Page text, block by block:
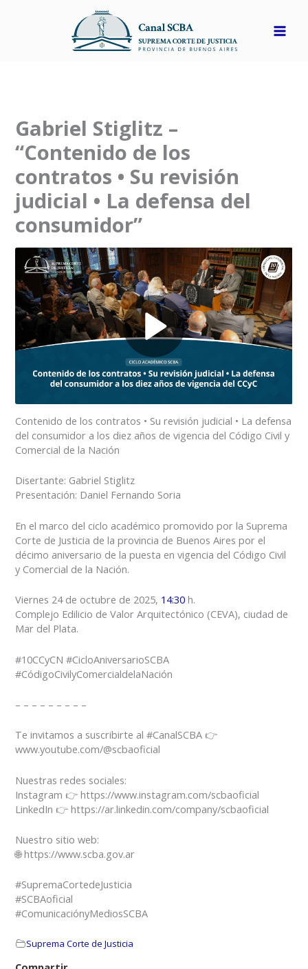
Gabriel Stiglitz –
“Contenido de los
contratos • Su revisión
judicial • La defensa del
consumidor”
Contenido de los contratos • Su revisión judicial • La defensa
del consumidor a los diez años de vigencia del Código Civil y
Comercial de la Nación
Disertante: Gabriel Stiglitz
Presentación: Daniel Fernando Soria
En el marco del ciclo académico promovido por la Suprema
Corte de Justicia de la provincia de Buenos Aires por el
décimo aniversario de la puesta en vigencia del Código Civil
y Comercial de la Nación.
Viernes 24 de octubre de 2025, 14:30 h.
Complejo Edilicio de Valor Arquitectónico (CEVA), ciudad de
Mar del Plata.
#10CCyCN #CicloAniversarioSCBA
#CódigoCivilyComercialdelaNación
– – – – – – – – –
Te invitamos a suscribirte al #CanalSCBA 👉
www.youtube.com/@scbaoficial
Nuestras redes sociales:
Instagram 👉 https://www.instagram.com/scbaoficial
LinkedIn 👉 https://ar.linkedin.com/company/scbaoficial
Nuestro sitio web:
🌐 https://www.scba.gov.ar
#SupremaCortedeJusticia
#SCBAoficial
#ComunicaciónyMediosSCBA
Suprema Corte de Justicia